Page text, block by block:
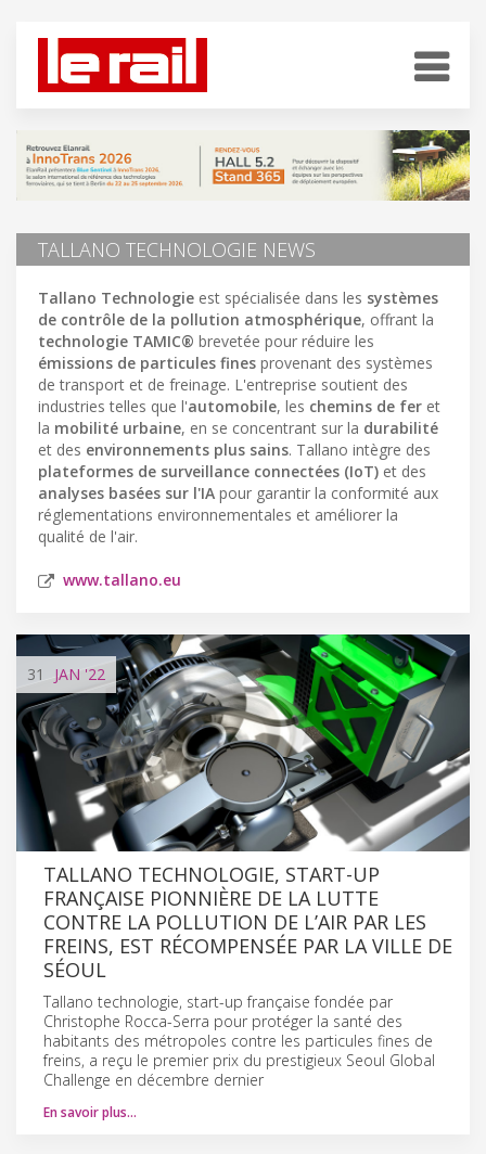
TALLANO TECHNOLOGIE NEWS
Tallano Technologie est spécialisée dans les systèmes
de contrôle de la pollution atmosphérique, offrant la
technologie TAMIC® brevetée pour réduire les
émissions de particules fines provenant des systèmes
de transport et de freinage. L'entreprise soutient des
industries telles que l'automobile, les chemins de fer et
la mobilité urbaine, en se concentrant sur la durabilité
et des environnements plus sains. Tallano intègre des
plateformes de surveillance connectées (IoT) et des
analyses basées sur l'IA pour garantir la conformité aux
réglementations environnementales et améliorer la
qualité de l'air.
www.tallano.eu
31 JAN '22
TALLANO TECHNOLOGIE, START-UP
FRANÇAISE PIONNIÈRE DE LA LUTTE
CONTRE LA POLLUTION DE L’AIR PAR LES
FREINS, EST RÉCOMPENSÉE PAR LA VILLE DE
SÉOUL
Tallano technologie, start-up française fondée par
Christophe Rocca-Serra pour protéger la santé des
habitants des métropoles contre les particules fines de
freins, a reçu le premier prix du prestigieux Seoul Global
Challenge en décembre dernier
En savoir plus…